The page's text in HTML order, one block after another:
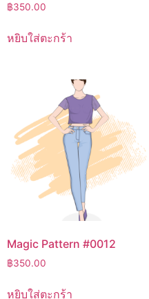
฿350.00
หยิบใส่ตะกร้า
Magic Pattern #0012
฿350.00
หยิบใส่ตะกร้า